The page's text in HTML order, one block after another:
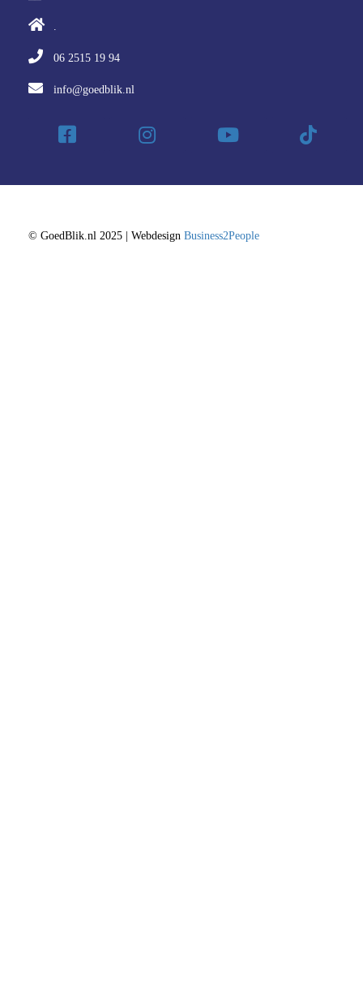
06 2515 19 94
info@goedblik.nl
© GoedBlik.nl 2025 | Webdesign Business2People